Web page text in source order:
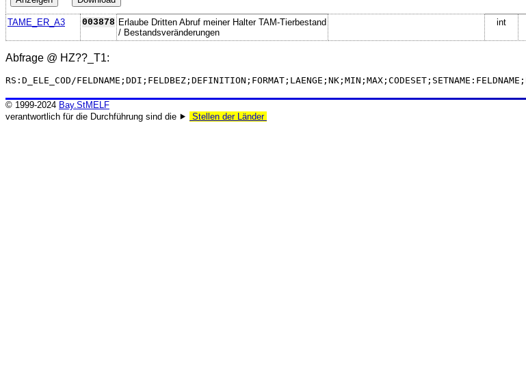
TAME_ER_A3 003878 Erlaube Dritten Abruf meiner Halter TAM-Tierbestand
/ Bestandsveränderungen
int
Abfrage @ HZ??_T1:
RS:D_ELE_COD/
© 1999-2024 Bay.StMELF
verantwortlich für die Durchführung sind die ⯈
Stellen der Länder